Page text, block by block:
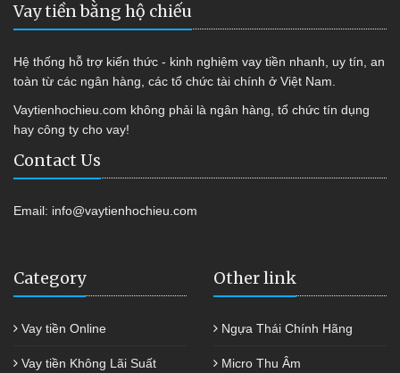
Vay tiền bằng hộ chiếu
Hệ thống hỗ trợ kiến thức - kinh nghiệm vay tiền nhanh, uy tín, an
toàn từ các ngân hàng, các tổ chức tài chính ở Việt Nam.
Vaytienhochieu.com không phải là ngân hàng, tổ chức tín dụng
hay công ty cho vay!
Contact Us
Email: info@vaytienhochieu.com
Category
Vay tiền Online
Vay tiền Không Lãi Suất
Other link
Ngựa Thái Chính Hãng
Micro Thu Âm